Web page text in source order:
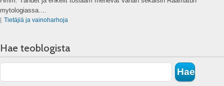
mytologiassa....
Tietäjiä ja vainoharhoja
Hae teoblogista